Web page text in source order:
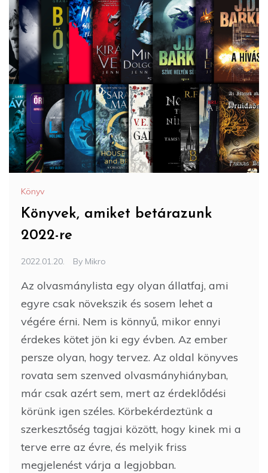
Könyv
Könyvek, amiket betárazunk
2022-re
2022.01.20. By Mikro
Az olvasmánylista egy olyan állatfaj, ami
egyre csak növekszik és sosem lehet a
végére érni. Nem is könnyű, mikor ennyi
érdekes kötet jön ki egy évben. Az ember
persze olyan, hogy tervez. Az oldal könyves
rovata sem szenved olvasmányhiányban,
már csak azért sem, mert az érdeklődési
körünk igen széles. Körbekérdeztünk a
szerkesztőség tagjai között, hogy kinek mi a
terve erre az évre, és melyik friss
megjelenést várja a legjobban.